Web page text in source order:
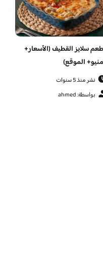
سلايز القطيف (الأسعار+
الموقع)
نشر منذ 5 سنوات
بواسطة: ahmed